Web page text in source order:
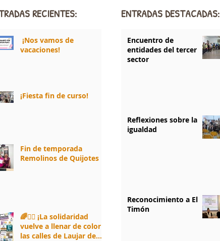
RECIENTES:
¡Nos vamos de
vacaciones!
¡Fiesta fin de curso!
Fin de temporada
Remolinos de Quijotes
🌈🏃‍♀️ ¡La solidaridad
vuelve a llenar de color
las calles de Laujar de
ENTRADAS DESTACADAS:
Encuentro de
entidades del tercer
sector
Reflexiones sobre la
igualdad
Reconocimiento a El
Timón